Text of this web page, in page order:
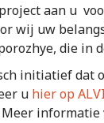
aan u
wij uw
die in
initiatief dat
u hier op